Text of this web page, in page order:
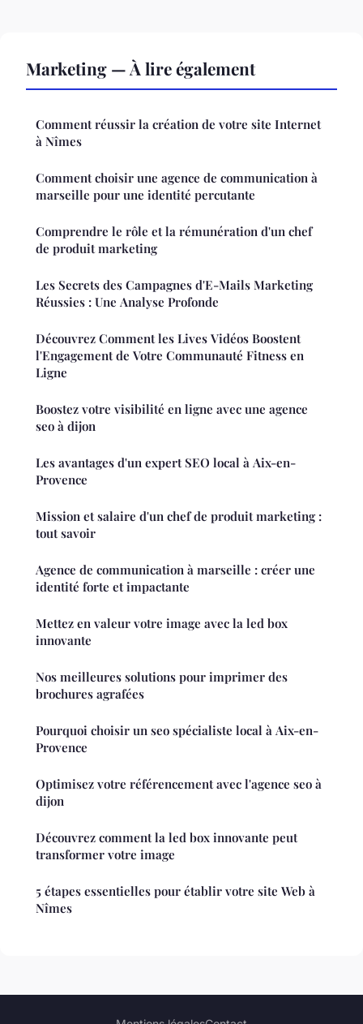
Marketing — À lire également
Comment réussir la création de votre site Internet
à Nîmes
Comment choisir une agence de communication à
marseille pour une identité percutante
Comprendre le rôle et la rémunération d'un chef
de produit marketing
Les Secrets des Campagnes d'E-Mails Marketing
Réussies : Une Analyse Profonde
Découvrez Comment les Lives Vidéos Boostent
l'Engagement de Votre Communauté Fitness en
Ligne
Boostez votre visibilité en ligne avec une agence
seo à dijon
Les avantages d'un expert SEO local à Aix-en-
Provence
Mission et salaire d'un chef de produit marketing :
tout savoir
Agence de communication à marseille : créer une
identité forte et impactante
Mettez en valeur votre image avec la led box
innovante
Nos meilleures solutions pour imprimer des
brochures agrafées
Pourquoi choisir un seo spécialiste local à Aix-en-
Provence
Optimisez votre référencement avec l'agence seo à
dijon
Découvrez comment la led box innovante peut
transformer votre image
5 étapes essentielles pour établir votre site Web à
Nîmes